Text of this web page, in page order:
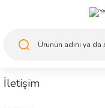
İletişim